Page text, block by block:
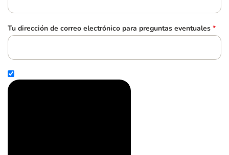
Tu dirección de correo electrónico para preguntas eventuales *